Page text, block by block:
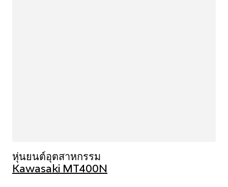
หุ่นยนต์อุตสาหกรรม
Kawasaki MT400N